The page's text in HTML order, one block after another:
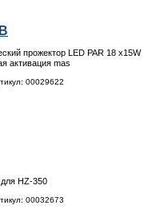
прожектор LED PAR 18 х15W
активация mas
00029622
HZ-350
00032673